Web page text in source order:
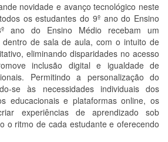
novidade e avanço tecnológico neste
os estudantes do 9º ano do Ensino
ano do Ensino Médio recebam um
de sala de aula, com o intuito de
eliminando disparidades no acesso
inclusão digital e igualdade de
Permitindo a personalização do
se às necessidades individuais dos
educacionais e plataformas online, os
experiências de aprendizado sob
o ritmo de cada estudante e oferecendo